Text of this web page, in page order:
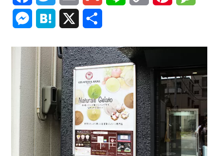
Link
Messenger
Hatena